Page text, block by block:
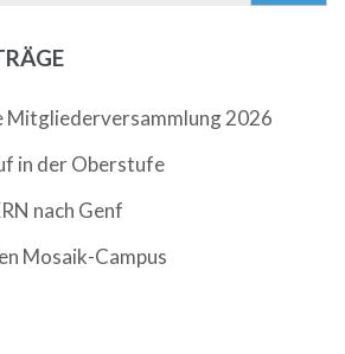
Mitgliederversammlung 2026
in der Oberstufe
nach Genf
Mosaik-Campus